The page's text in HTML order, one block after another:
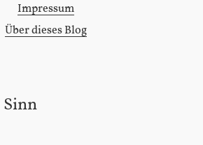
Impressum
Über dieses Blog
Sinn